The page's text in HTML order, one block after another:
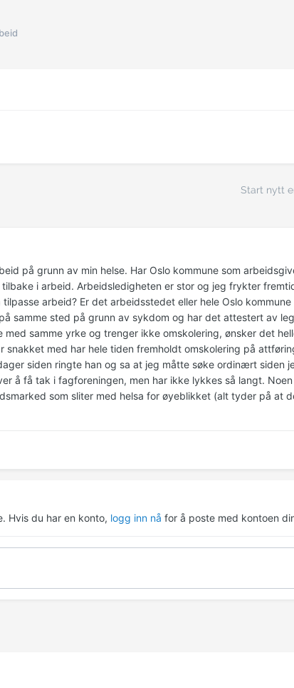
Start nytt
på grunn av min helse. Har Oslo kommune som
tilbake i arbeid. Arbeidsledigheten er stor og jeg frykter
arbeid? Er det arbeidsstedet eller hele Oslo
samme sted på grunn av sykdom og har det attestert av
med samme yrke og trenger ikke omskolering, ønsker det
snakket med har hele tiden fremholdt omskolering på
siden ringte han og sa at jeg måtte søke ordinært siden
å få tak i fagforeningen, men har ikke lykkes så langt.
som sliter med helsa for øyeblikket (alt tyder på at
Hvis du har en konto, logg inn nå for å poste med kontoen